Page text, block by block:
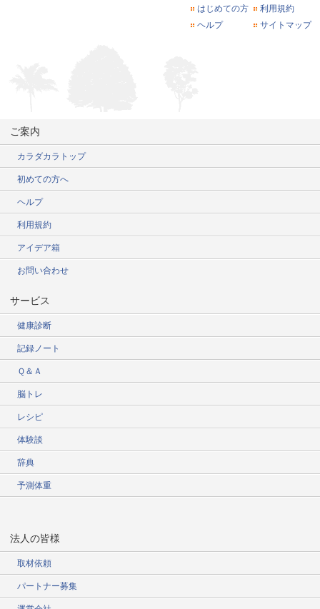
はじめての方
利用規約
ヘルプ
サイトマップ
ご案内
カラダカラトップ
初めての方へ
ヘルプ
利用規約
アイデア箱
お問い合わせ
サービス
健康診断
記録ノート
Ｑ＆Ａ
脳トレ
レシピ
体験談
辞典
予測体重
法人の皆様
取材依頼
パートナー募集